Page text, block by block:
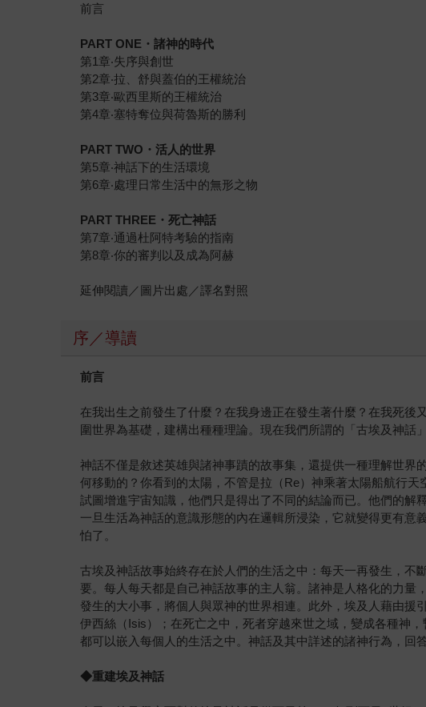
前言
PART ONE・諸神的時代
第1章‧失序與創世
第2章‧拉、舒與蓋伯的王權統治
第3章‧歐西里斯的王權統治
第4章‧塞特奪位與荷魯斯的勝利
PART TWO・活人的世界
第5章‧神話下的生活環境
第6章‧處理日常生活中的無形之物
PART THREE・死亡神話
第7章‧通過杜阿特考驗的指南
第8章‧你的審判以及成為阿赫
延伸閱讀／圖片出處／譯名對照
序／導讀
前言
在我出生之前發生了什麼？在我身邊正在發生著什麼？在我死
圍世界為基礎，建構出種種理論。現在我們所謂的「古埃及神話
神話不僅是敘述英雄與諸神事蹟的故事集，還提供一種理解世
何移動的？你看到的太陽，不管是拉（Re）神乘著太陽船航行
試圖增進宇宙知識，他們只是得出了不同的結論而已。他們的解
一旦生活為神話的意識形態的內在邏輯所浸染，它就變得更有
怕了。
古埃及神話故事始終存在於人們的生活之中：每天一再發生，
要。每人每天都是自己神話故事的主人翁。諸神是人格化的力
發生的大小事，將個人與眾神的世界相連。此外，埃及人藉由
伊西絲（Isis）；在死亡之中，死者穿越來世之域，變成各種神
都可以嵌入每個人的生活之中。神話及其中詳述的諸神行為，回
◆重建埃及神話